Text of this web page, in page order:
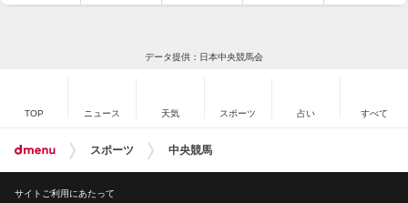
データ提供：日本中央競馬会
TOP ニュース 天気 スポーツ 占い すべて
スポーツ 中央競馬
サイトご利用にあたって